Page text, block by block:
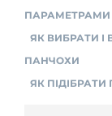
ПАРАМЕТРАМИ
ЯК ВИБРАТИ І
ПАНЧОХИ
ЯК